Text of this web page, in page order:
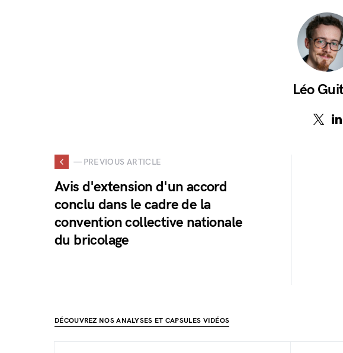
Léo
— PREVIOUS ARTICLE
Avis d'extension d'un accord
conclu dans le cadre de la
convention collective nationale
du bricolage
DÉCOUVREZ NOS ANALYSES ET CAPSULES VIDÉOS